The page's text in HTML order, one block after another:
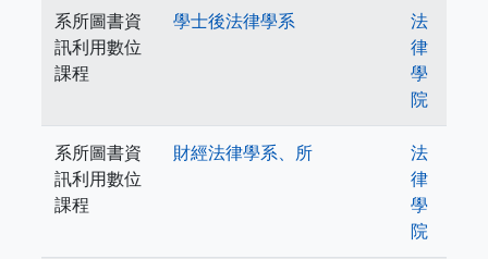
系所圖書資
訊利用數位
課程
學士後法律學系
法
律
學
院
系所圖書資
訊利用數位
課程
財經法律學系、所
法
律
學
院